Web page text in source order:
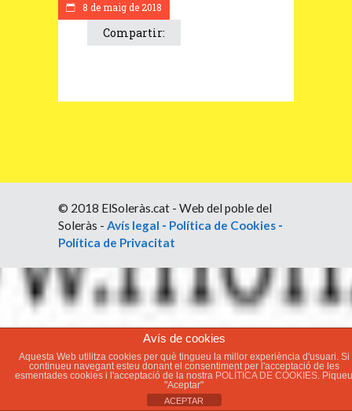
8 de maig de 2018
Compartir:
© 2018 ElSoleràs.cat - Web del poble del
Soleràs - Avís legal - Política de Cookies -
Política de Privacitat
Avís de cookies
Aquesta Web utilitza cookies per què tingueu la millor experiència d'usuari. Si
continueu navegant esteu donant el consentiment per l'acceptació de les
esmentades cookies i l'acceptació de la nostra POLÍTICA DE COOKIES. Piqueu
"Aceptar"
ACEPTAR